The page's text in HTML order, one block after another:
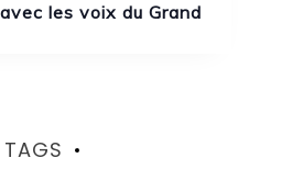
les voix du Grand
TAGS